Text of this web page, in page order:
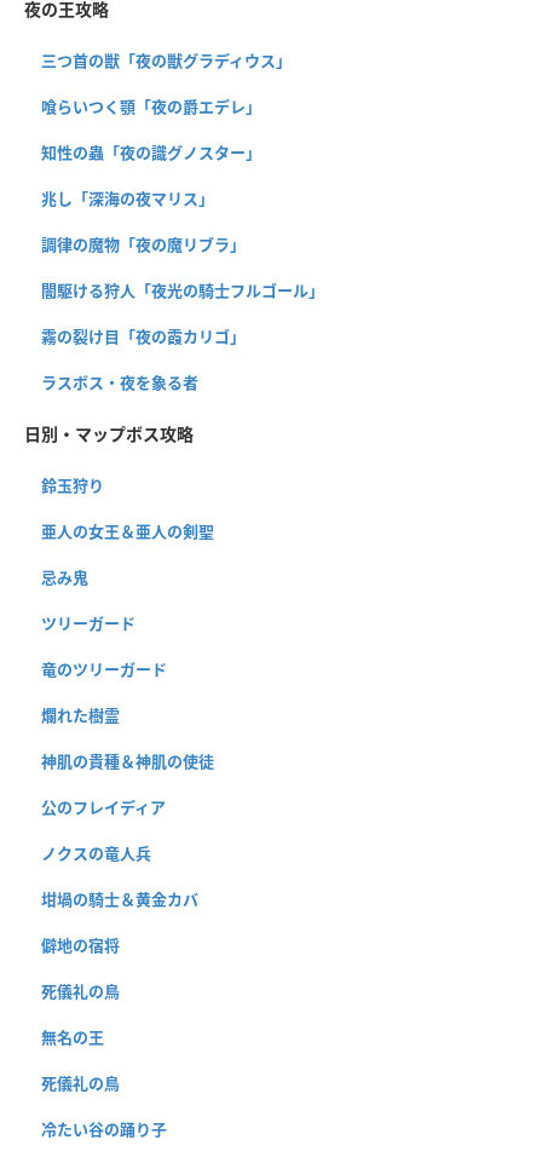
夜の王攻略
三つ首の獣「夜の獣グラディウス」
喰らいつく顎「夜の爵エデレ」
知性の蟲「夜の識グノスター」
兆し「深海の夜マリス」
調律の魔物「夜の魔リブラ」
闇駆ける狩人「夜光の騎士フルゴール」
霧の裂け目「夜の霞カリゴ」
ラスボス・夜を象る者
日別・マップボス攻略
鈴玉狩り
亜人の女王＆亜人の剣聖
忌み鬼
ツリーガード
竜のツリーガード
爛れた樹霊
神肌の貴種＆神肌の使徒
公のフレイディア
ノクスの竜人兵
坩堝の騎士＆黄金カバ
僻地の宿将
死儀礼の鳥
無名の王
死儀礼の鳥
冷たい谷の踊り子